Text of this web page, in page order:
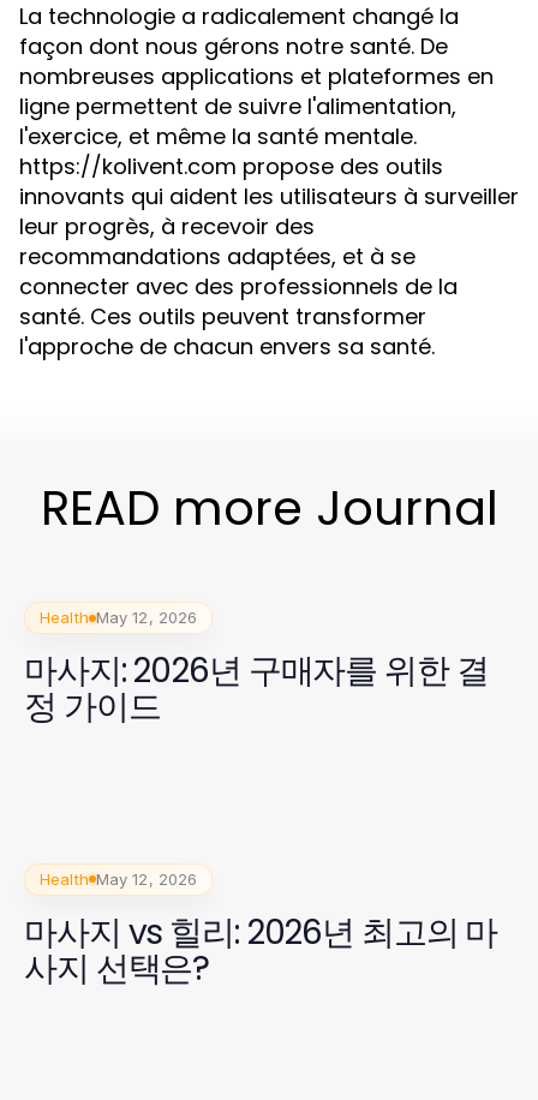
La technologie a radicalement changé la
façon dont nous gérons notre santé. De
nombreuses applications et plateformes en
ligne permettent de suivre l'alimentation,
l'exercice, et même la santé mentale.
https://kolivent.com propose des outils
innovants qui aident les utilisateurs à surveiller
leur progrès, à recevoir des
recommandations adaptées, et à se
connecter avec des professionnels de la
santé. Ces outils peuvent transformer
l'approche de chacun envers sa santé.
READ more Journal
Health May 12, 2026
마사지: 2026년 구매자를 위한 결
정 가이드
Health May 12, 2026
마사지 vs 힐리: 2026년 최고의 마
사지 선택은?